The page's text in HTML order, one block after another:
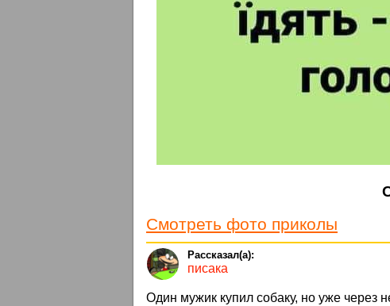
Смотреть фото приколы
писака
Один мужик купил собаку, но уже через